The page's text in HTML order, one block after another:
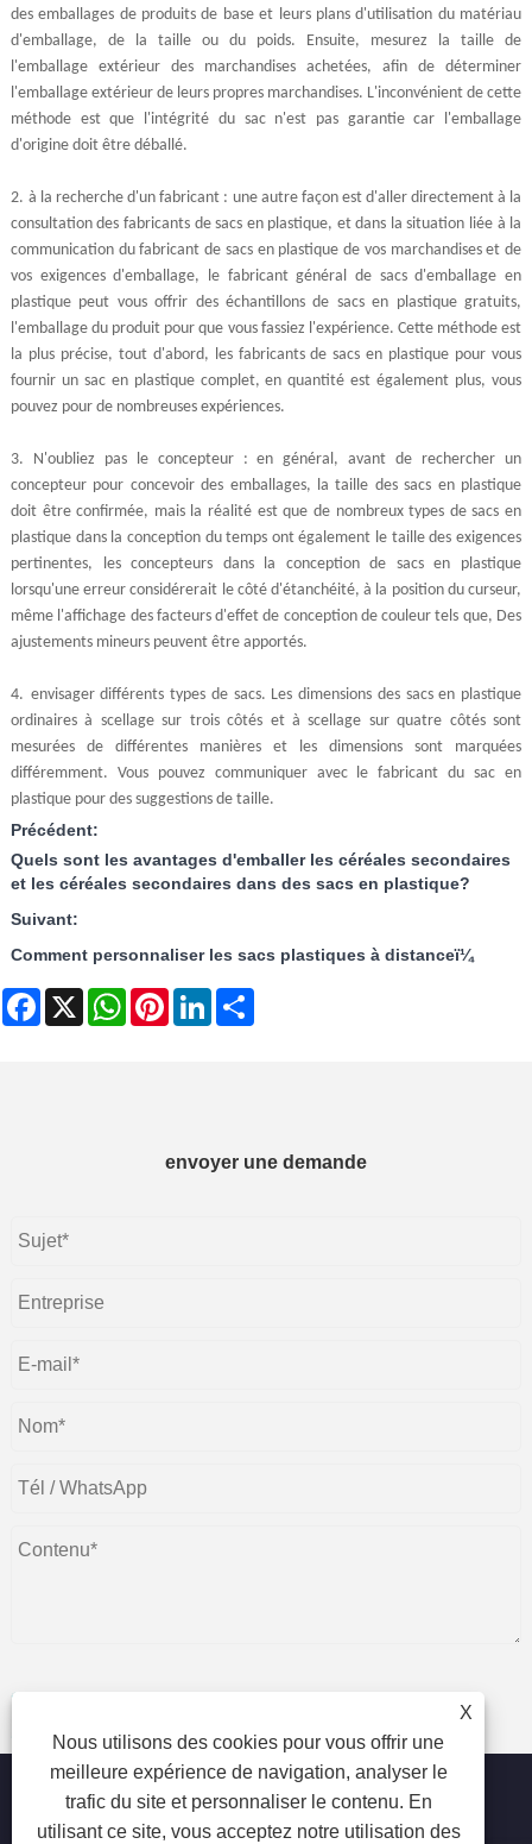
des emballages de produits de base et leurs plans d'utilisation du matériau
d'emballage, de la taille ou du poids. Ensuite, mesurez la taille de
l'emballage extérieur des marchandises achetées, afin de déterminer
l'emballage extérieur de leurs propres marchandises. L'inconvénient de cette
méthode est que l'intégrité du sac n'est pas garantie car l'emballage
d'origine doit être déballé.
2. à la recherche d'un fabricant : une autre façon est d'aller directement à la
consultation des fabricants de sacs en plastique, et dans la situation liée à la
communication du fabricant de sacs en plastique de vos marchandises et de
vos exigences d'emballage, le fabricant général de sacs d'emballage en
plastique peut vous offrir des échantillons de sacs en plastique gratuits,
l'emballage du produit pour que vous fassiez l'expérience. Cette méthode est
la plus précise, tout d'abord, les fabricants de sacs en plastique pour vous
fournir un sac en plastique complet, en quantité est également plus, vous
pouvez pour de nombreuses expériences.
3. N'oubliez pas le concepteur : en général, avant de rechercher un
concepteur pour concevoir des emballages, la taille des sacs en plastique
doit être confirmée, mais la réalité est que de nombreux types de sacs en
plastique dans la conception du temps ont également le taille des exigences
pertinentes, les concepteurs dans la conception de sacs en plastique
lorsqu'une erreur considérerait le côté d'étanchéité, à la position du curseur,
même l'affichage des facteurs d'effet de conception de couleur tels que, Des
ajustements mineurs peuvent être apportés.
4. envisager différents types de sacs. Les dimensions des sacs en plastique
ordinaires à scellage sur trois côtés et à scellage sur quatre côtés sont
mesurées de différentes manières et les dimensions sont marquées
différemment. Vous pouvez communiquer avec le fabricant du sac en
plastique pour des suggestions de taille.
Précédent:
Quels sont les avantages d'emballer les céréales secondaires
et les céréales secondaires dans des sacs en plastique?
Suivant:
Comment personnaliser les sacs plastiques à distanceï¼
Facebook
X WhatsAppPinterestLinkedIn
envoyer une demande
X
Nous utilisons des cookies pour vous offrir une
meilleure expérience de navigation, analyser le
trafic du site et personnaliser le contenu. En
utilisant ce site, vous acceptez notre utilisation des